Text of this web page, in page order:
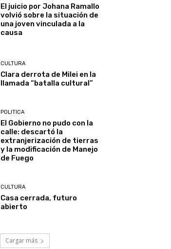
El juicio por Johana Ramallo
volvió sobre la situación de
una joven vinculada a la
causa
CULTURA
Clara derrota de Milei en la
llamada “batalla cultural”
POLITICA
El Gobierno no pudo con la
calle: descartó la
extranjerización de tierras
y la modificación de Manejo
de Fuego
CULTURA
Casa cerrada, futuro
abierto
Cargar más